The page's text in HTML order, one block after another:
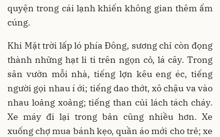
quyện trong cái lạnh khiến không gian thêm ấm
cúng.
Khi Mặt trời lấp ló phía Đông, sương chỉ còn đọng
thành những hạt li ti trên ngọn cỏ, lá cây. Trong
sân vườn mỗi nhà, tiếng lợn kêu eng éc, tiếng
người gọi nhau í ới; tiếng dao thớt, xô chậu va vào
nhau loảng xoảng; tiếng than củi lách tách cháy.
Xe máy đi lại trong bản cũng nhiều hơn. Xe
xuống chợ mua bánh kẹo, quần áo mới cho trẻ; xe